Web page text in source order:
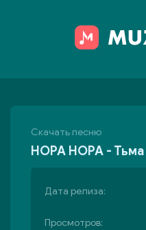
Скачать песню
НОРА НОРА - Тьма
Дата релиза:
Просмотров: